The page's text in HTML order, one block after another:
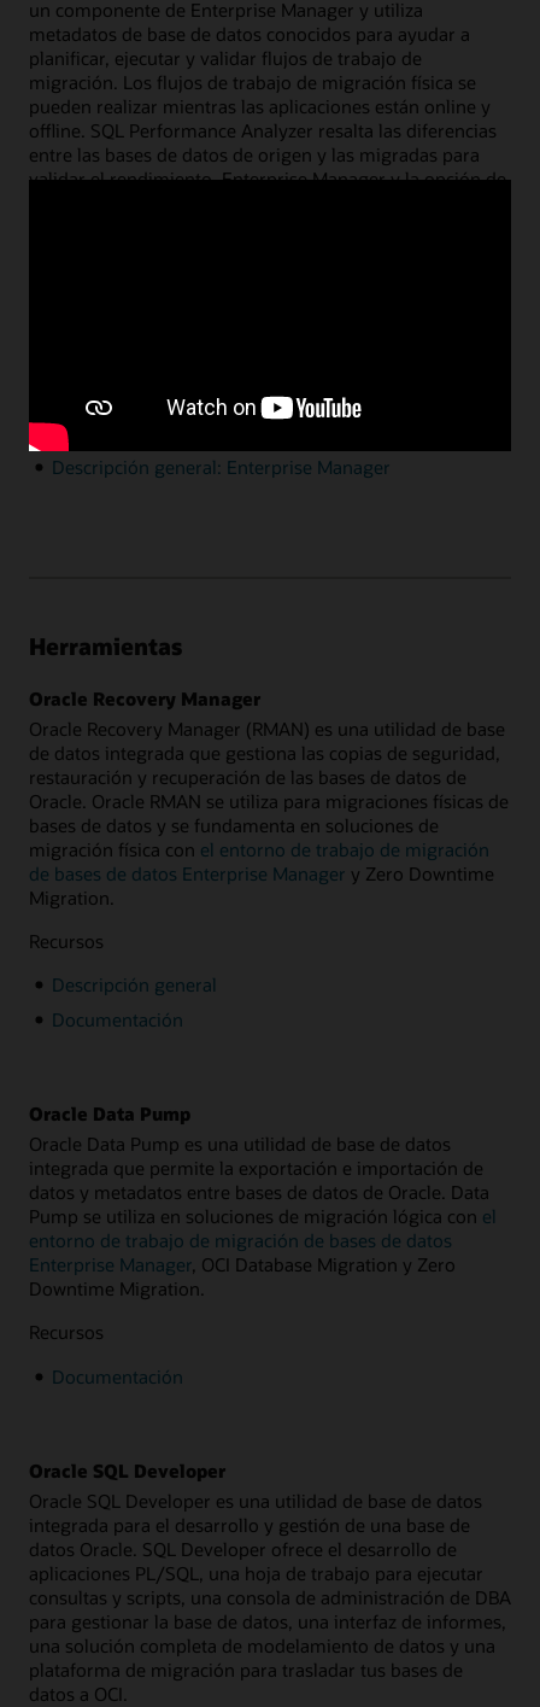
un componente de Enterprise Manager y utiliza
metadatos de base de datos conocidos para ayudar a
planificar, ejecutar y validar flujos de trabajo de
migración. Los flujos de trabajo de migración física se
pueden realizar mientras las aplicaciones están online y
offline. SQL Performance Analyzer resalta las diferencias
entre las bases de datos de origen y las migradas para
validar el rendimiento. Enterprise Manager y la opción de
Demostración de Database Migration Workbench
(4:17)
Descripción general: Enterprise Manager
Herramientas
Oracle Recovery Manager
Oracle Recovery Manager (RMAN) es una utilidad de base
de datos integrada que gestiona las copias de seguridad,
restauración y recuperación de las bases de datos de
Oracle. Oracle RMAN se utiliza para migraciones físicas de
bases de datos y se fundamenta en soluciones de
migración física con el entorno de trabajo de migración
de bases de datos Enterprise Manager y Zero Downtime
Migration.
Recursos
Descripción general
Documentación
Oracle Data Pump
Oracle Data Pump es una utilidad de base de datos
integrada que permite la exportación e importación de
datos y metadatos entre bases de datos de Oracle. Data
Pump se utiliza en soluciones de migración lógica con el
entorno de trabajo de migración de bases de datos
Enterprise Manager, OCI Database Migration y Zero
Downtime Migration.
Recursos
Documentación
Oracle SQL Developer
Oracle SQL Developer es una utilidad de base de datos
integrada para el desarrollo y gestión de una base de
datos Oracle. SQL Developer ofrece el desarrollo de
aplicaciones PL/SQL, una hoja de trabajo para ejecutar
consultas y scripts, una consola de administración de DBA
para gestionar la base de datos, una interfaz de informes,
una solución completa de modelamiento de datos y una
plataforma de migración para trasladar tus bases de
datos a OCI.